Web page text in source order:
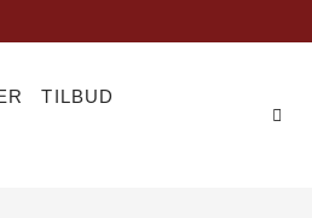
TILBUD